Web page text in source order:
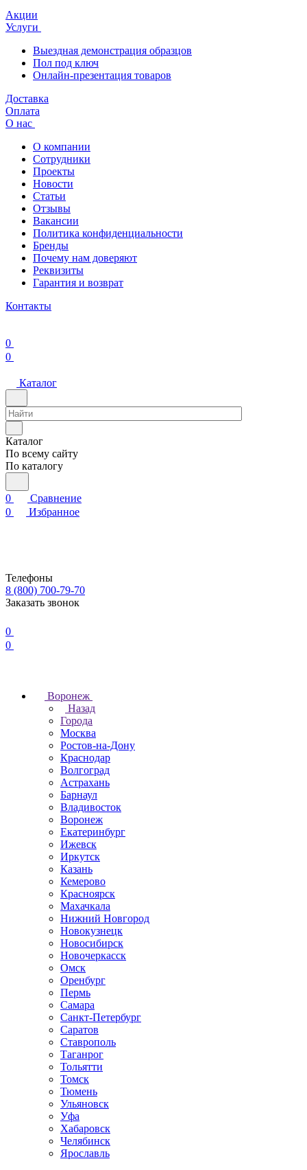
Акции
Услуги
Выездная демонстрация образцов
Пол под ключ
Онлайн-презентация товаров
Доставка
Оплата
О нас
О компании
Сотрудники
Проекты
Новости
Статьи
Отзывы
Вакансии
Политика конфиденциальности
Бренды
Почему нам доверяют
Реквизиты
Гарантия и возврат
Контакты
0
0
Каталог
Каталог
По всему сайту
По каталогу
0
Сравнение
0
Избранное
Телефоны
8 (800) 700-79-70
Заказать звонок
0
0
Воронеж
Назад
Города
Москва
Ростов-на-Дону
Краснодар
Волгоград
Астрахань
Барнаул
Владивосток
Воронеж
Екатеринбург
Ижевск
Иркутск
Казань
Кемерово
Красноярск
Махачкала
Нижний Новгород
Новокузнецк
Новосибирск
Новочеркаcск
Омск
Оренбург
Пермь
Самара
Санкт-Петербург
Саратов
Ставрополь
Таганрог
Тольятти
Томск
Тюмень
Ульяновск
Уфа
Хабаровск
Челябинск
Ярославль